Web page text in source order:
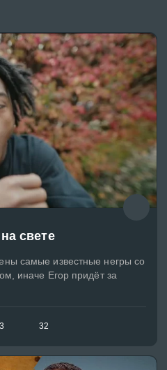
свете
самые известные негры со
иначе Егор придёт за
32